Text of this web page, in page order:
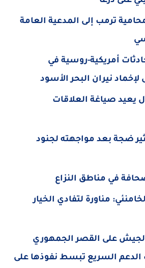
ترمب إلى المدعية العامة
أمريكية-روسية في
نيران البحر الأسود
يعيد صياغة العلاقات
ضجة بعد مواجهته لجنود
في مناطق النزاع
مناورة لتفادي الخيار
على القصر الجمهوري
الدعم السريع تبسط نفوذها على